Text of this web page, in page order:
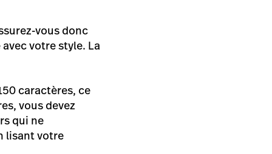
vous donc
votre style. La
caractères, ce
vous devez
qui ne
lisant votre